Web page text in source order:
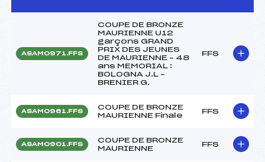
ASAM0971.FFS
COUPE DE BRONZE
MAURIENNE U12
garçons GRAND
PRIX DES JEUNES
DE MAURIENNE – 48
ans MEMORIAL :
BOLOGNA J.L –
BRENIER G.
FFS
ASAM0961.FFS
COUPE DE BRONZE
MAURIENNE Finale
FFS
ASAM0901.FFS
COUPE DE BRONZE
MAURIENNE
FFS